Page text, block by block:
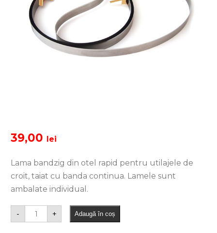
39,00 lei
Lama bandzig din otel rapid pentru utilajele de
croit, taiat cu banda continua. Lamele sunt
ambalate individual.
- + Adaugă în coș